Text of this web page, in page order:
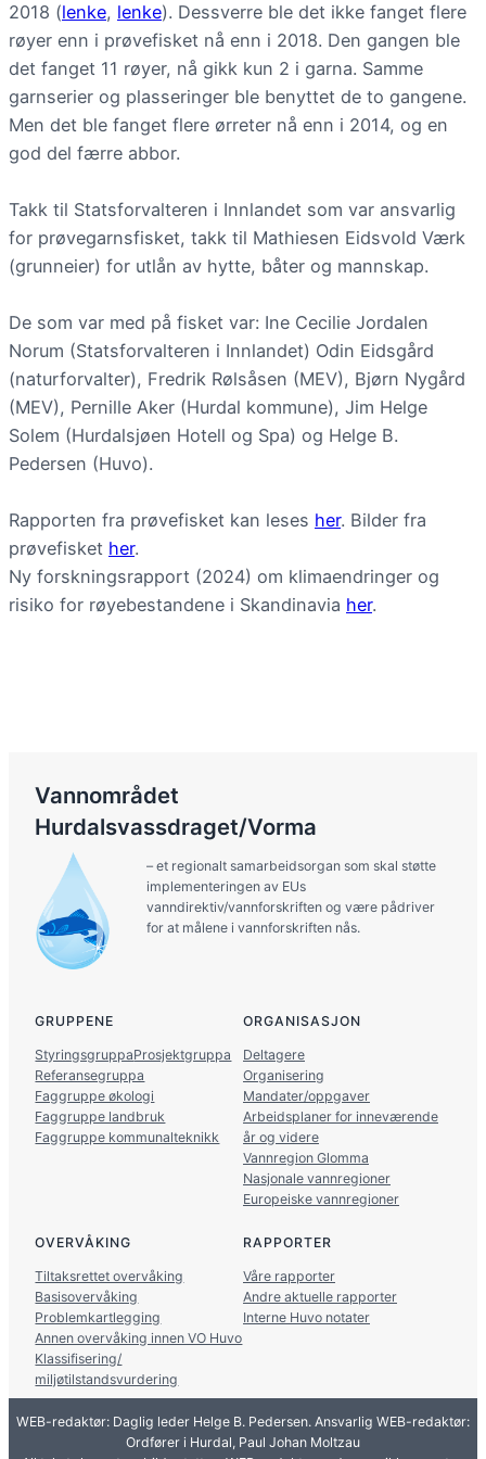
2018 (lenke, lenke). Dessverre ble det ikke fanget flere
røyer enn i prøvefisket nå enn i 2018. Den gangen ble
det fanget 11 røyer, nå gikk kun 2 i garna. Samme
garnserier og plasseringer ble benyttet de to gangene.
Men det ble fanget flere ørreter nå enn i 2014, og en
god del færre abbor.
Takk til Statsforvalteren i Innlandet som var ansvarlig
for prøvegarnsfisket, takk til Mathiesen Eidsvold Værk
(grunneier) for utlån av hytte, båter og mannskap.
De som var med på fisket var: Ine Cecilie Jordalen
Norum (Statsforvalteren i Innlandet) Odin Eidsgård
(naturforvalter), Fredrik Rølsåsen (MEV), Bjørn Nygård
(MEV), Pernille Aker (Hurdal kommune), Jim Helge
Solem (Hurdalsjøen Hotell og Spa) og Helge B.
Pedersen (Huvo).
Rapporten fra prøvefisket kan leses her. Bilder fra
prøvefisket her.
Ny forskningsrapport (2024) om klimaendringer og
risiko for røyebestandene i Skandinavia her.
Vannområdet
Hurdalsvassdraget/Vorma
– et regionalt samarbeidsorgan som skal støtte
implementeringen av EUs
vanndirektiv/vannforskriften og være pådriver
for at målene i vannforskriften nås.
GRUPPENE
StyringsgruppaProsjektgruppa
Referansegruppa
Faggruppe økologi
Faggruppe landbruk
Faggruppe kommunalteknikk
ORGANISASJON
Deltagere
Organisering
Mandater/oppgaver
Arbeidsplaner for inneværende
år og videre
Vannregion Glomma
Nasjonale vannregioner
Europeiske vannregioner
OVERVÅKING
Tiltaksrettet overvåking
Basisovervåking
Problemkartlegging
Annen overvåking innen VO Huvo
Klassifisering/
miljøtilstandsvurdering
RAPPORTER
Våre rapporter
Andre aktuelle rapporter
Interne Huvo notater
WEB-redaktør: Daglig leder Helge B. Pedersen. Ansvarlig WEB-redaktør:
Ordfører i Hurdal, Paul Johan Moltzau